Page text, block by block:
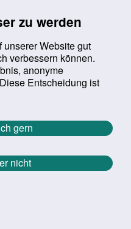
zu werden
Website gut
verbessern können.
anonyme
Entscheidung ist
gern
nicht
erster
vorheriger
1517/1627
wissen: HIV